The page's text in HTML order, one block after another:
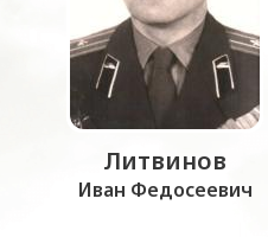
Литвинов
Иван Федосеевич